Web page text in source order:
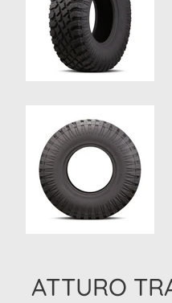
ATTURO